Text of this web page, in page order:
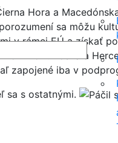
Hora a
sa môžu
v rámci EÚ a získať
how. Bosna a
zapojené iba v
sa s ostatnými.